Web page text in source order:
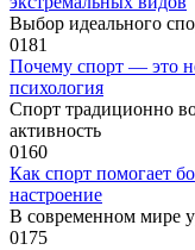
Выбор идеального
0181
Почему спорт — это
психология
Спорт традиционно
активность
0160
Как спорт помогает
настроение
В современном мире
0175